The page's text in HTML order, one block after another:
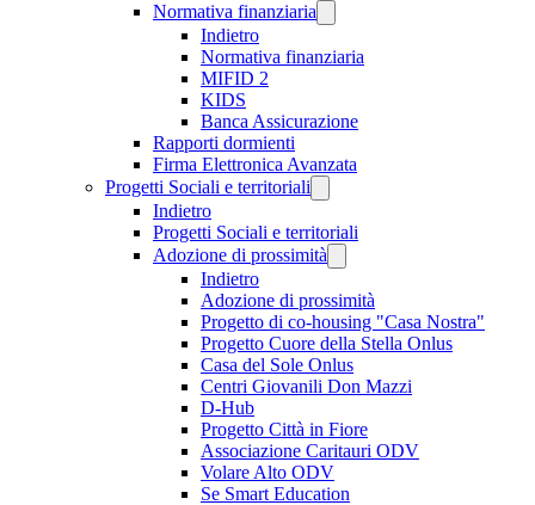
Normativa finanziaria
Indietro
Normativa finanziaria
MIFID 2
KIDS
Banca Assicurazione
Rapporti dormienti
Firma Elettronica Avanzata
Progetti Sociali e territoriali
Indietro
Progetti Sociali e territoriali
Adozione di prossimità
Indietro
Adozione di prossimità
Progetto di co-housing "Casa Nostra"
Progetto Cuore della Stella Onlus
Casa del Sole Onlus
Centri Giovanili Don Mazzi
D-Hub
Progetto Città in Fiore
Associazione Caritauri ODV
Volare Alto ODV
Se Smart Education